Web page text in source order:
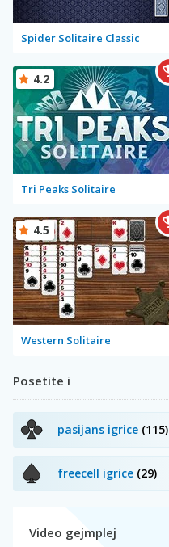
Spider Solitaire Classic
Tri Peaks Solitaire
4.2
Western Solitaire
4.5
Posetite i
pasijans igrice (115)
freecell igrice (29)
Video gejmplej